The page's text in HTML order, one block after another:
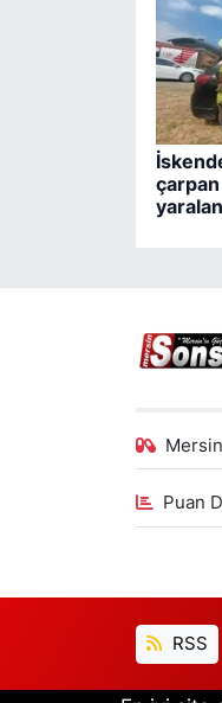
Puan
RSS